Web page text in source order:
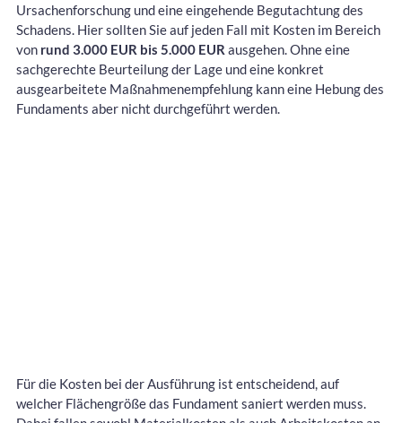
Ursachenforschung und eine eingehende Begutachtung des
Schadens. Hier sollten Sie auf jeden Fall mit Kosten im Bereich
von rund 3.000 EUR bis 5.000 EUR ausgehen. Ohne eine
sachgerechte Beurteilung der Lage und eine konkret
ausgearbeitete Maßnahmenempfehlung kann eine Hebung des
Fundaments aber nicht durchgeführt werden.
Für die Kosten bei der Ausführung ist entscheidend, auf
welcher Flächengröße das Fundament saniert werden muss.